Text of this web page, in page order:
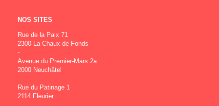
NOS SITES
Rue de la Paix 71
2300 La Chaux-de-Fonds
-
Avenue du Premier-Mars 2a
2000 Neuchâtel
-
Rue du Patinage 1
2114 Fleurier